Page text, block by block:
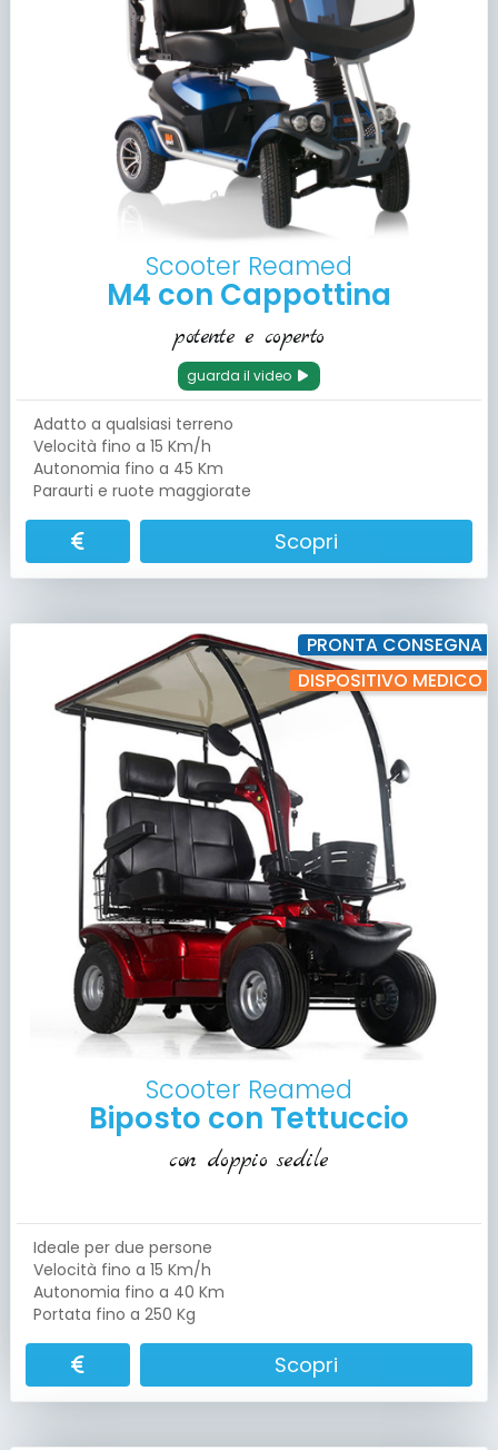
Scooter Reamed
M4 con Cappottina
potente e coperto
guarda il video
Adatto a qualsiasi terreno
Velocità fino a 15 Km/h
Autonomia fino a 45 Km
Paraurti e ruote maggiorate
Scopri
PRONTA CONSEGNA
DISPOSITIVO MEDICO
Scooter Reamed
Biposto con Tettuccio
con doppio sedile
Ideale per due persone
Velocità fino a 15 Km/h
Autonomia fino a 40 Km
Portata fino a 250 Kg
Scopri